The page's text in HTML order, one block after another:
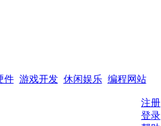
件 游戏开发 休闲娱乐 编程网站
注册
登录